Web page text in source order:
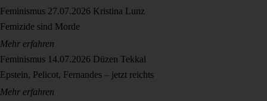
Feminismus 27.07.2026 Kristina Lunz
Femizide sind Morde
Mehr erfahren
Feminismus 14.07.2026 Düzen Tekkal
Epstein, Pelicot, Fernandes – jetzt reichts
Mehr erfahren